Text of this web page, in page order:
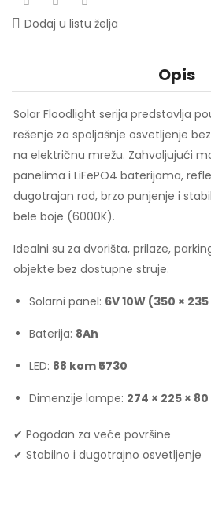
Dodaj u listu želja
Opis
Solar Floodlight serija predstavlja
rešenje za spoljašnje osvetljenje
na električnu mrežu. Zahvaljujući
panelima i LiFePO4 baterijama,
dugotrajan rad, brzo punjenje i
bele boje (6000K).
Idealni su za dvorišta, prilaze,
objekte bez dostupne struje.
Solarni panel: 6V 10W (350 ×
Baterija: 8Ah
LED: 88 kom 5730
Dimenzije lampe: 274 × 225 ×
✔ Pogodan za veće površine
✔ Stabilno i dugotrajno osvetljenje